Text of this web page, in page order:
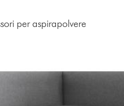
per aspirapolvere